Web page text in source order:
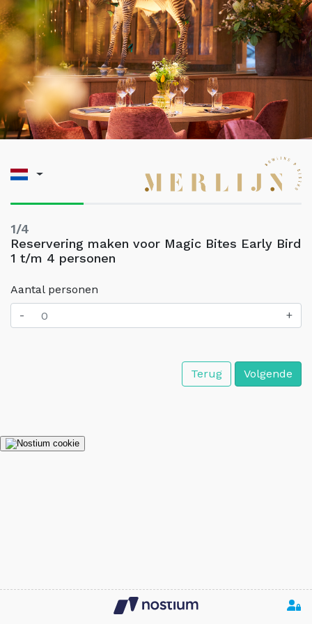
1/4
Reservering maken voor Magic Bites Early Bird
1 t/m 4 personen
Aantal personen
-
+
Terug Volgende